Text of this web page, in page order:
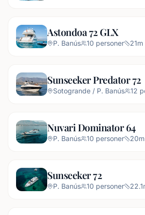
Astondoa 72 GLX
P. Banús 10 personer 21m
Sunseeker Predator 72
Sotogrande / P. Banús 12
Nuvari Dominator 64
P. Banús 10 personer 20m
Sunseeker 72
P. Banús 10 personer 22.1